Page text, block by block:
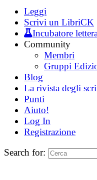
Leggi
Scrivi un LibriCK
Incubatore
Community
Membri
Gruppi
Blog
La rivista degli
Punti
Aiuto!
Log In
Registrazione
Search for: